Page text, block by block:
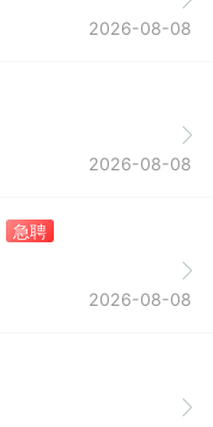
2026-08-08
2026-08-08
急聘
2026-08-08